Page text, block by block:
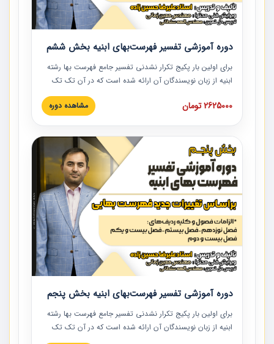
دوره آموزشی تفسیر فهرست‌بهای ابنیه بخش ششم
برای اولین بار پکیج تکرار نشدنی تفسیر جامع فهرست بها رشته
ابنیه از زبان نویسندگان آن ارائه شده است که در آن تک تک
ردیف ها و مطالب فهرست بها تفسیر و ارائه شده است. این
دوره به صورت کامل تصویری بوده و به همراه تصاویر عملیات
دوره با کلام مهندس علیرضاحسین‌زاده مدیر پروژه مهندسی
مشاور در امر بازنگری فهرست بها رشته ابنیه ارائه شده و به تمام
همکارانی که در حوزه صنعت ساخت در حال فعالیت هستند حتما
توصیه می کنیم از مطالب این دوره استفاده نمایند.
2625000 تومان مشاهده دوره
دوره آموزشی تفسیر فهرست‌بهای ابنیه بخش پنجم
برای اولین بار پکیج تکرار نشدنی تفسیر جامع فهرست بها رشته
ابنیه از زبان نویسندگان آن ارائه شده است که در آن تک تک
ردیف ها و مطالب فهرست بها تفسیر و ارائه شده است. این